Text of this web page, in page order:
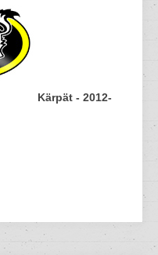
Kärpät - 2012-